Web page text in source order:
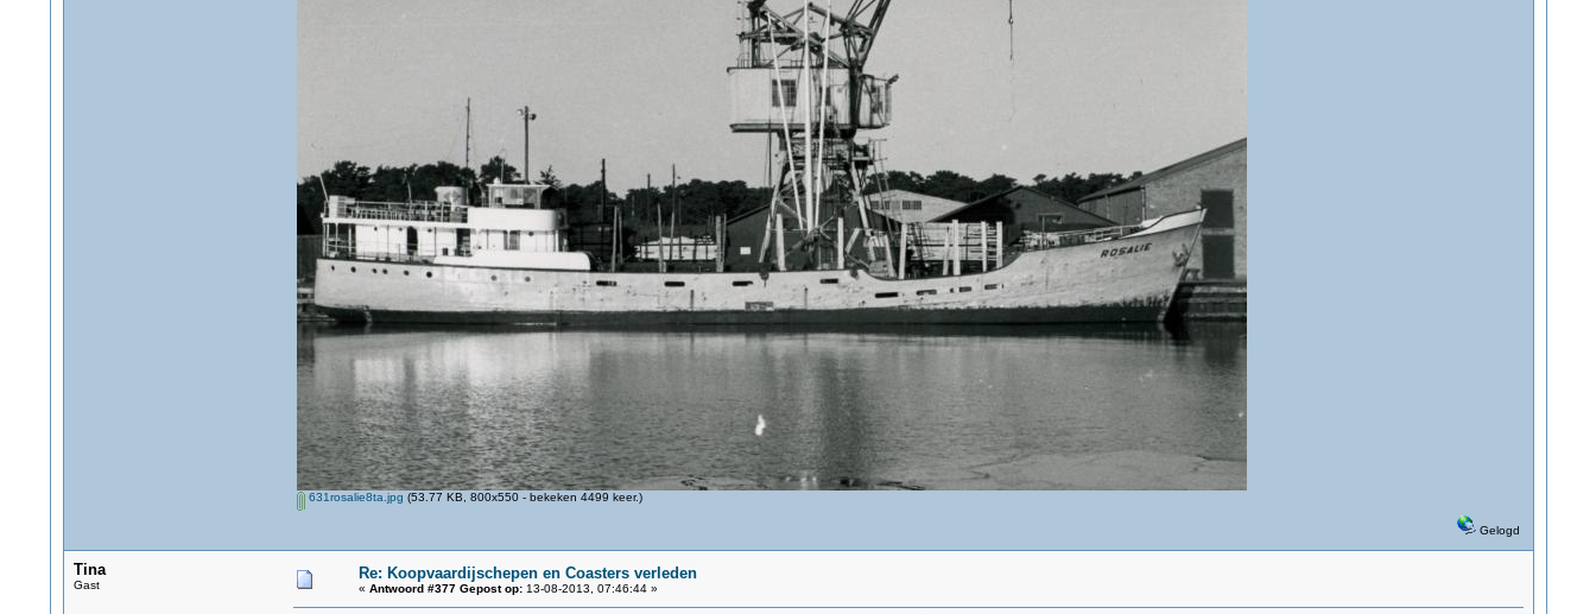
631rosalie8ta.jpg (53.77 KB, 800x550 - bekeken 4499 keer.)
Gelogd
Tina
Gast
Re: Koopvaardijschepen en Coasters verleden
« Antwoord #377 Gepost op:13-08-2013, 07:46:44 »